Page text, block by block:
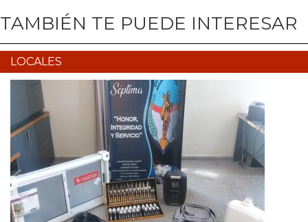
TAMBIÉN TE PUEDE INTERESAR
LOCALES